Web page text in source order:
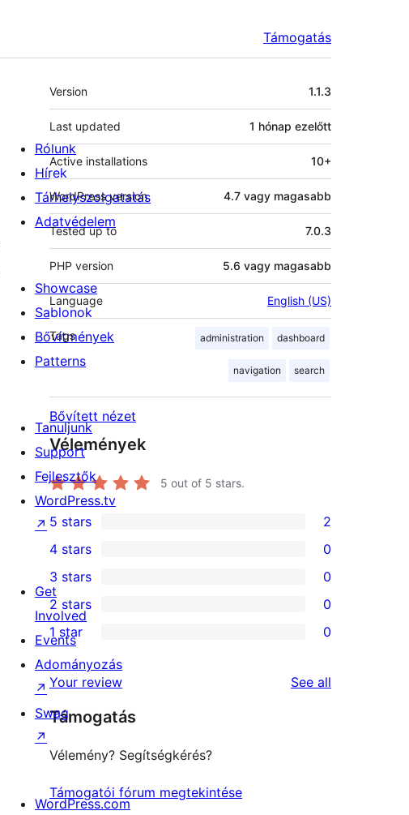
Támogatás
Meta
Version 1.1.3
Last updated 1 hónap ezelőtt
Active installations 10+
WordPress version 4.7 vagy magasabb
Tested up to 7.0.3
PHP version 5.6 vagy magasabb
Language English (US)
Tags administration dashboard
navigation search
Bővített nézet
Vélemények
5 out of 5 stars.
2
5-
star
reviews
5 stars 2
4-
star
reviews
4 stars 0
0
3-
star
reviews
3 stars 0
0
2-
star
reviews
2 stars 0
0
1-
star
reviews
1 star 0
Your review See all
Támogatás
Vélemény? Segítségkérés?
Támogatói fórum megtekintése
Rólunk
Hírek
Tárhelyszolgatatás
Adatvédelem
Showcase
Sablonok
Bővítmények
Patterns
Tanuljunk
Support
Fejlesztők
WordPress.tv
↗
Get
Involved
Events
Adományozás
↗
Swag
↗
WordPress.com